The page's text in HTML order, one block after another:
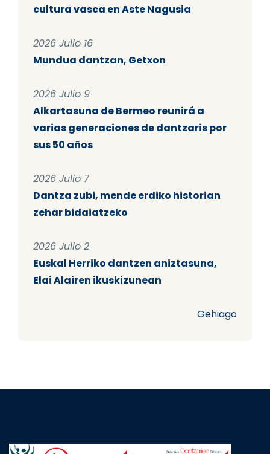
cultura vasca en Aste Nagusia
2026 Julio 16
Mundua dantzan, Getxon
2026 Julio 9
Alkartasuna de Bermeo reunirá a
varias generaciones de dantzaris por
sus 50 años
2026 Julio 7
Dantza zubi, mende erdiko historian
zehar bidaiatzeko
2026 Julio 2
Euskal Herriko dantzen aniztasuna,
Elai Alairen ikuskizunean
Gehiago